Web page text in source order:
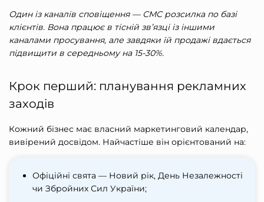
Один із каналів сповіщення — СМС розсилка по базі
клієнтів. Вона працює в тісній зв’язці із іншими
каналами просування, але завдяки їй продажі вдається
підвищити в середньому на 15-30%.
Крок перший: планування рекламних
заходів
Кожний бізнес має власний маркетинговий календар,
вивірений досвідом. Найчастіше він орієнтований на:
Офіційні свята — Новий рік, День Незалежності
чи Збройних Сил України;